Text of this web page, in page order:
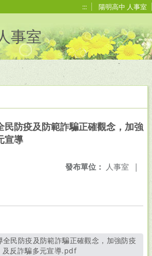
::: 陽明高中 人事室
事室
民防疫及防範詐騙正確觀念，加強
宣導
發布單位： 人事室 |
及反詐騙多元宣導.pdf另開新視窗